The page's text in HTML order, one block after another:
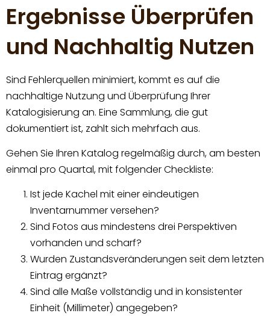
Ergebnisse Überprüfen
und Nachhaltig Nutzen
Sind Fehlerquellen minimiert, kommt es auf die
nachhaltige Nutzung und Überprüfung Ihrer
Katalogisierung an. Eine Sammlung, die gut
dokumentiert ist, zahlt sich mehrfach aus.
Gehen Sie Ihren Katalog regelmäßig durch, am besten
einmal pro Quartal, mit folgender Checkliste:
Ist jede Kachel mit einer eindeutigen
Inventarnummer versehen?
Sind Fotos aus mindestens drei Perspektiven
vorhanden und scharf?
Wurden Zustandsveränderungen seit dem letzten
Eintrag ergänzt?
Sind alle Maße vollständig und in konsistenter
Einheit (Millimeter) angegeben?